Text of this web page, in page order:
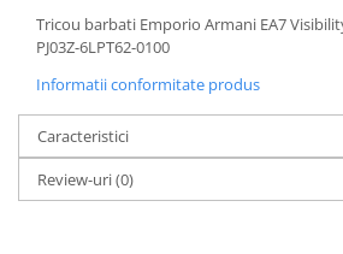
Tricou barbati Emporio Armani EA7
PJ03Z-6LPT62-0100
Informatii conformitate produs
Caracteristici
Review-uri(0)